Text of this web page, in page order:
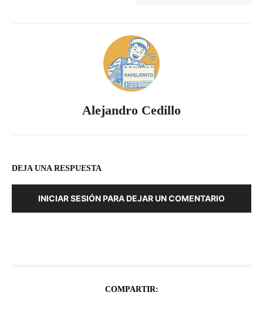
Alejandro Cedillo
DEJA UNA RESPUESTA
INICIAR SESIÓN PARA DEJAR UN COMENTARIO
COMPARTIR: